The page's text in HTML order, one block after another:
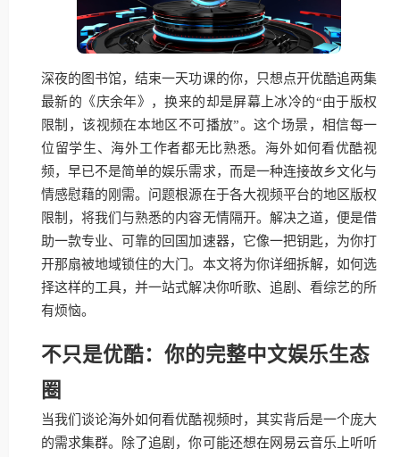
深夜的图书馆，结束一天功课的你，只想点开优酷追两集
最新的《庆余年》，换来的却是屏幕上冰冷的“由于版权
限制，该视频在本地区不可播放”。这个场景，相信每一
位留学生、海外工作者都无比熟悉。海外如何看优酷视
频，早已不是简单的娱乐需求，而是一种连接故乡文化与
情感慰藉的刚需。问题根源在于各大视频平台的地区版权
限制，将我们与熟悉的内容无情隔开。解决之道，便是借
助一款专业、可靠的回国加速器，它像一把钥匙，为你打
开那扇被地域锁住的大门。本文将为你详细拆解，如何选
择这样的工具，并一站式解决你听歌、追剧、看综艺的所
有烦恼。
不只是优酷：你的完整中文娱乐生态
圈
当我们谈论海外如何看优酷视频时，其实背后是一个庞大
的需求集群。除了追剧，你可能还想在网易云音乐上听听